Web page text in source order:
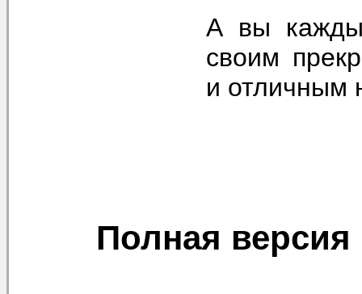
А вы
своим
и отличным
Полная версия